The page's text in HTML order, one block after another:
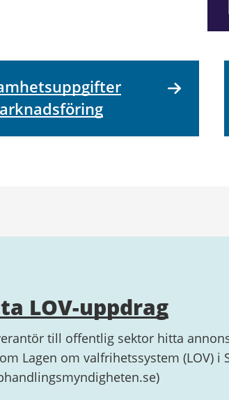
LOV-uppdrag
till offentlig sektor hitta
Lagen om valfrihetssystem (LOV) i